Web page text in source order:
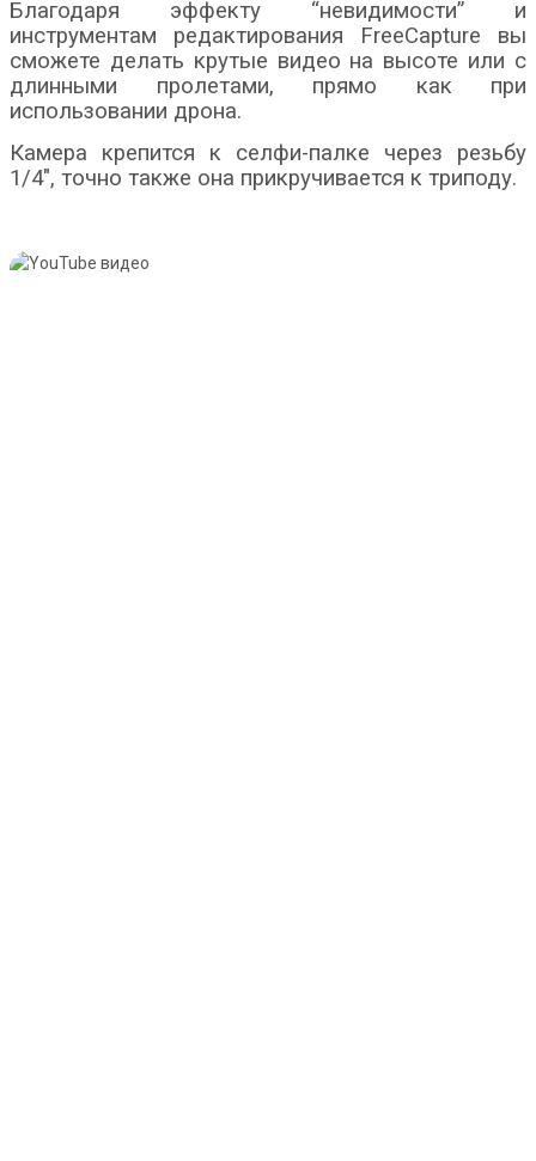
Благодаря эффекту “невидимости” и
инструментам редактирования FreeCapture вы
сможете делать крутые видео на высоте или с
длинными пролетами, прямо как при
использовании дрона.
Камера крепится к селфи-палке через резьбу
1/4″, точно также она прикручивается к триподу.